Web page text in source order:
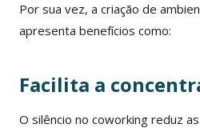
Por sua vez, a criação de
apresenta benefícios como:
Facilita a
O silêncio no coworking reduz